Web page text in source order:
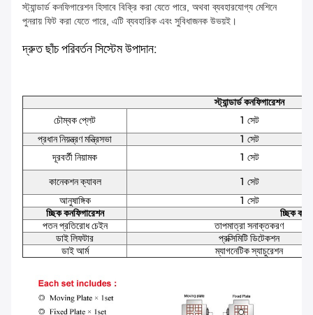
স্ট্যান্ডার্ড কনফিগারেশন হিসাবে বিক্রি করা যেতে পারে, অথবা ব্যবহারযোগ্য মেশিনে
পুনরায় ফিট করা যেতে পারে, এটি ব্যবহারিক এবং সুবিধাজনক উভয়ই।
দ্রুত ছাঁচ পরিবর্তন সিস্টেম উপাদান:
স্ট্যান্ডার্ড কনফিগারেশন
চৌম্বক প্লেট
1 সেট
প্রধান নিয়ন্ত্রণ মন্ত্রিসভা
1 সেট
দূরবর্তী নিয়ামক
1 সেট
কানেকশন ক্যাবল
1 সেট
আনুষাঙ্গিক
1 সেট
চ্ছিক কনফিগারেশন
চ্ছিক
পতন প্রতিরোধ চেইন
তাপমাত্রা সনাক্তকরণ
ডাই লিফটার
প্রক্সিমিটি ডিটেকশন
ডাই আর্ম
ম্যাগনেটিক স্যাচুরেশন